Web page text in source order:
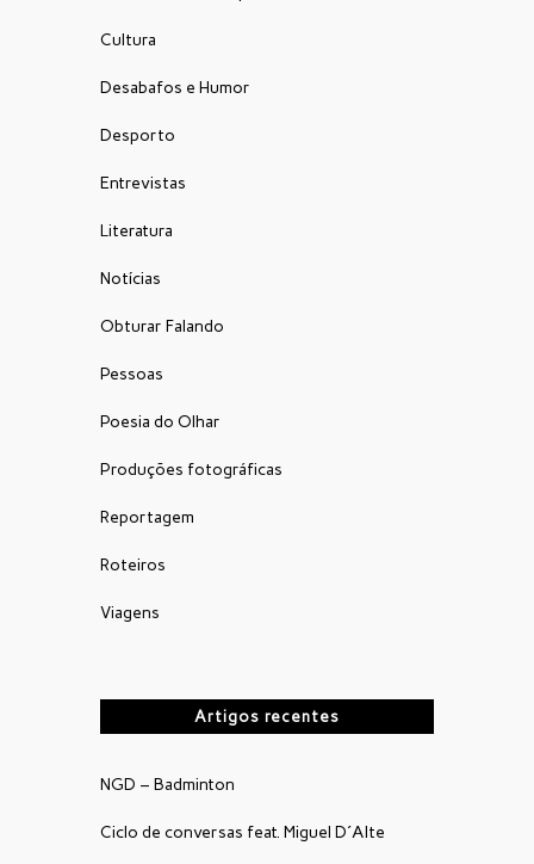
Cultura
Desabafos e Humor
Desporto
Entrevistas
Literatura
Notícias
Obturar Falando
Pessoas
Poesia do Olhar
Produções fotográficas
Reportagem
Roteiros
Viagens
Artigos recentes
NGD – Badminton
Ciclo de conversas feat. Miguel D´Alte